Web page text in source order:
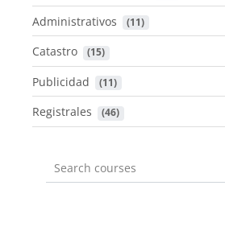
Administrativos (11)
Catastro (15)
Publicidad (11)
Registrales (46)
Search courses